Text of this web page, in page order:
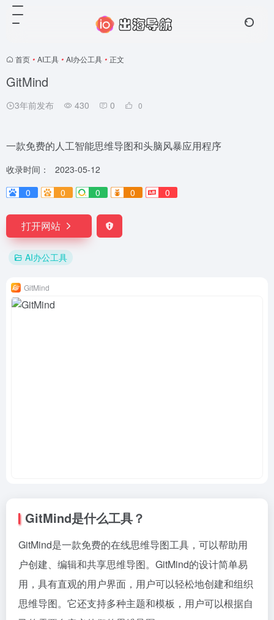
首页 • AI工具 • AI办公工具 • 正文
GitMind
3年前发布 430 0 0
一款免费的人工智能思维导图和头脑风暴应用程序
收录时间：
2023-05-12
0
0 0 0 0
打开网站
AI办公工具
GitMind
GitMind是什么工具？
GitMind是一款免费的在线思维导图工具，可以帮助用
户创建、编辑和共享思维导图。GitMind的设计简单易
用，具有直观的用户界面，用户可以轻松地创建和组织
思维导图。它还支持多种主题和模板，用户可以根据自